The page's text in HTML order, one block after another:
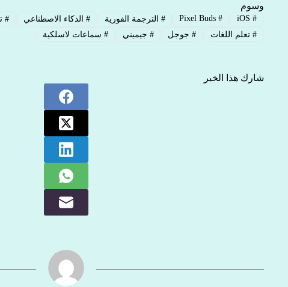
وسوم
#
iOS
#
Pixel Buds
# الترجمة الفورية # الذكاء الاصطناعي #
#تعلم اللغات #جوجل # جيميني # سماعات لاسلكية
شارك هذا الخبر